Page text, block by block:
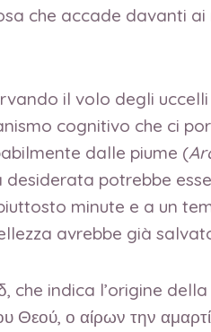
che accade davanti
il volo degli
cognitivo che ci
dalle piume (
potrebbe
minute e a un
avrebbe già
ἰδ, che indica l’origine
ο αίρων την